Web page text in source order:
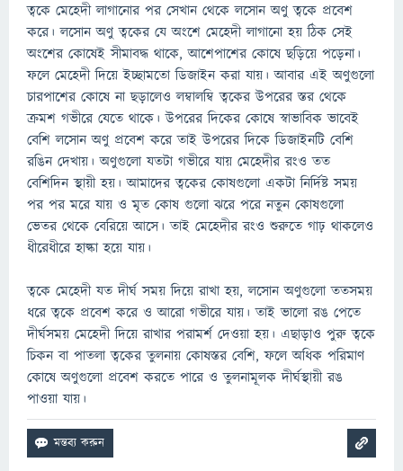
ত্বকে মেহেদী লাগানোর পর সেখান থেকে লসোন অণু ত্বকে প্রবেশ
করে। লসোন অণু ত্বকের যে অংশে মেহেদী লাগানো হয় ঠিক সেই
অংশের কোষেই সীমাবদ্ধ থাকে, আশেপাশের কোষে ছড়িয়ে পড়েনা।
ফলে মেহেদী দিয়ে ইচ্ছামতো ডিজাইন করা যায়। আবার এই অণুগুলো
চারপাশের কোষে না ছড়ালেও লম্বালম্বি ত্বকের উপরের স্তর থেকে
ক্রমশ গভীরে যেতে থাকে। উপরের দিকের কোষে স্বাভাবিক ভাবেই
বেশি লসোন অণু প্রবেশ করে তাই উপরের দিকে ডিজাইনটি বেশি
রঙিন দেখায়। অণুগুলো যতটা গভীরে যায় মেহেদীর রংও তত
বেশিদিন স্থায়ী হয়। আমাদের ত্বকের কোষগুলো একটা নির্দিষ্ট সময়
পর পর মরে যায় ও মৃত কোষ গুলো ঝরে পরে নতুন কোষগুলো
ভেতর থেকে বেরিয়ে আসে। তাই মেহেদীর রংও শুরুতে গাঢ় থাকলেও
ধীরেধীরে হাল্কা হয়ে যায়।
ত্বকে মেহেদী যত দীর্ঘ সময় দিয়ে রাখা হয়, লসোন অণুগুলো ততসময়
ধরে ত্বকে প্রবেশ করে ও আরো গভীরে যায়। তাই ভালো রঙ পেতে
দীর্ঘসময় মেহেদী দিয়ে রাখার পরামর্শ দেওয়া হয়। এছাড়াও পুরু ত্বকে
চিকন বা পাতলা ত্বকের তুলনায় কোষস্তর বেশি, ফলে অধিক পরিমাণ
কোষে অণুগুলো প্রবেশ করতে পারে ও তুলনামূলক দীর্ঘস্থায়ী রঙ
পাওয়া যায়।